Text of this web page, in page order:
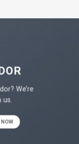
We’re
us.